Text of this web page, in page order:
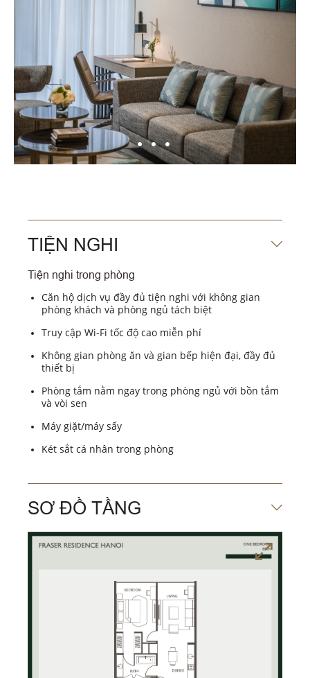
TIỆN NGHI
Tiện nghi trong phòng
Căn hộ dịch vụ đầy đủ tiện nghi với không gian
phòng khách và phòng ngủ tách biệt
Truy cập Wi-Fi tốc độ cao miễn phí
Không gian phòng ăn và gian bếp hiện đại, đầy đủ
thiết bị
Phòng tắm nằm ngay trong phòng ngủ với bồn tắm
và vòi sen
Máy giặt/máy sấy
Két sắt cá nhân trong phòng
SƠ ĐỒ TẦNG